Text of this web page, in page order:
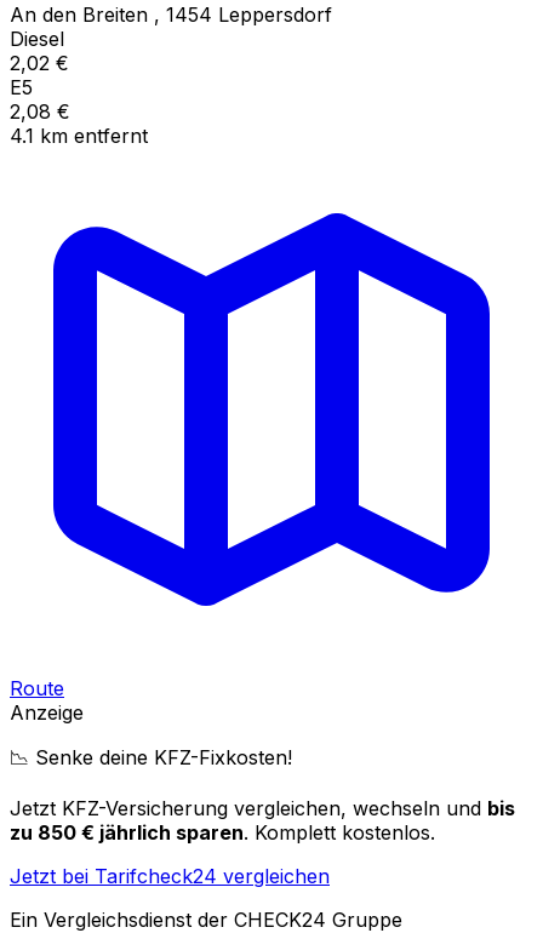
An den Breiten , 1454 Leppersdorf
Diesel
2,02 €
E5
2,08 €
4.1 km entfernt
Route
Anzeige
📉 Senke deine KFZ-Fixkosten!
Jetzt KFZ-Versicherung vergleichen, wechseln und bis
zu 850 € jährlich sparen. Komplett kostenlos.
Jetzt bei Tarifcheck24 vergleichen
Ein Vergleichsdienst der CHECK24 Gruppe